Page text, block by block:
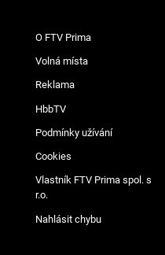
O FTV Prima
Volná místa
Reklama
HbbTV
Podmínky užívání
Cookies
Vlastník FTV Prima spol. s
r.o.
Nahlásit chybu